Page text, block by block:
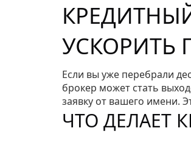
УСКОРИТЬ
Если вы уже перебрали
брокер может стать
заявку от вашего имени.
ЧТО ДЕЛАЕТ